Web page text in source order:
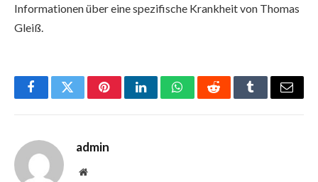
Informationen über eine spezifische Krankheit von Thomas
Gleiß.
FacebookTwitterPinterestLinkedInWhatsAppRedditTumblrEmail
admin
Website